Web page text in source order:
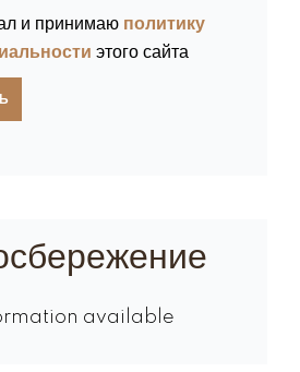
и принимаю политику
этого сайта
available